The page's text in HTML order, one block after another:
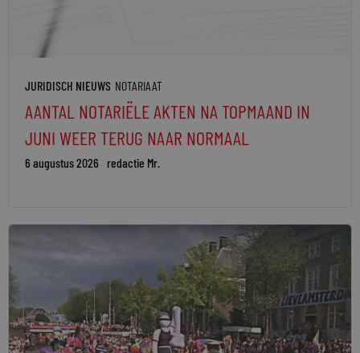
JURIDISCH NIEUWS NOTARIAAT
AANTAL NOTARIËLE AKTEN NA TOPMAAND IN
JUNI WEER TERUG NAAR NORMAAL
6 augustus 2026 redactie Mr.